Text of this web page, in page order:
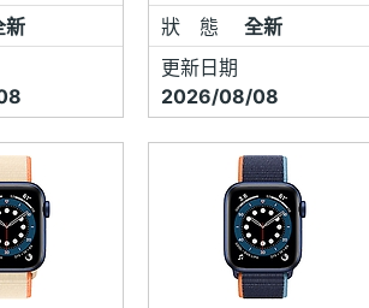
來店請先閱讀店舖資訊與商品說明＊＊本店
梅家村排骨飯隔壁第一家, 指名"大大通訊
評價冠軍店家＊ ＊各大廠牌全系列手機
加入本公司的Line→ID:073724488，
粉絲團→https://www.facebook.com/
新資訊喔＊＊各廠牌手機及原廠副廠配件
包膜皆有服務＊＊拆封視同購買，無七天
成交易＊＊如遇產品之故障，全完整盒裝
手機)換貨＊(無法當場更換，可以接受再
年無休】07-3724488【營業時間】
新
狀 態
全新
更新日期
2026/08/08